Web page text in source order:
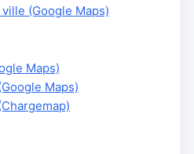
(Google Maps)
Maps)
Maps)